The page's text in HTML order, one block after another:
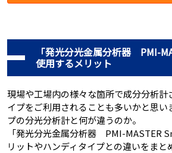
「発光分光金属分析器 PMI-
使用するメリット
現場や工場内の様々な箇所で成分分析計
イプをご利用されることも多いかと思い
プの分光分析計と何が違うのか。
「発光分光金属分析器 PMI-MASTER
リットやハンディタイプとの違いをまと